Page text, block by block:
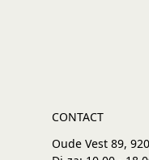
CONTACT
Oude Vest 89,